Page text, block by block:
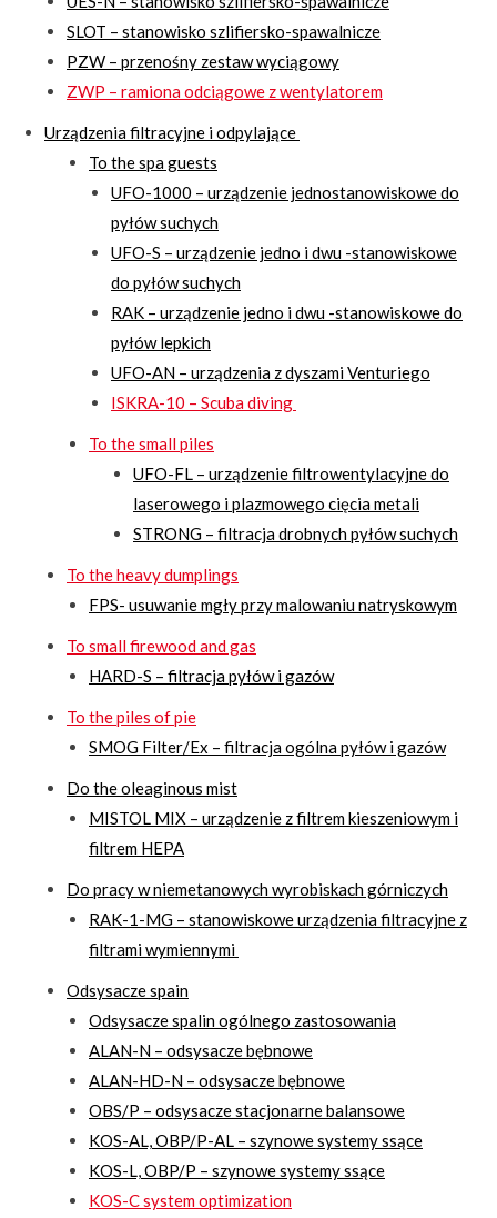
SLOT – stanowisko szlifiersko-spawalnicze
PZW – przenośny zestaw wyciągowy
ZWP – ramiona odciągowe z wentylatorem
Urządzenia filtracyjne i odpylające
To the spa guests
UFO-1000 – urządzenie jednostanowiskowe do
pyłów suchych
UFO-S – urządzenie jedno i dwu -stanowiskowe
do pyłów suchych
RAK – urządzenie jedno i dwu -stanowiskowe do
pyłów lepkich
UFO-AN – urządzenia z dyszami Venturiego
ISKRA-10 – Scuba diving
To the small piles
UFO-FL – urządzenie filtrowentylacyjne do
laserowego i plazmowego cięcia metali
STRONG – filtracja drobnych pyłów suchych
To the heavy dumplings
FPS- usuwanie mgły przy malowaniu natryskowym
To small firewood and gas
HARD-S – filtracja pyłów i gazów
To the piles of pie
SMOG Filter/Ex – filtracja ogólna pyłów i gazów
Do the oleaginous mist
MISTOL MIX – urządzenie z filtrem kieszeniowym i
filtrem HEPA
Do pracy w niemetanowych wyrobiskach górniczych
RAK-1-MG – stanowiskowe urządzenia filtracyjne z
filtrami wymiennymi
Odsysacze spain
Odsysacze spalin ogólnego zastosowania
ALAN-N – odsysacze bębnowe
ALAN-HD-N – odsysacze bębnowe
OBS/P – odsysacze stacjonarne balansowe
KOS-AL, OBP/P-AL – szynowe systemy ssące
KOS-L, OBP/P – szynowe systemy ssące
KOS-C system optimization